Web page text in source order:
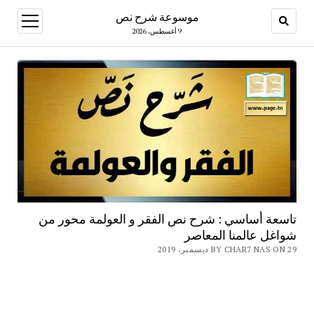
موسوعة شرح نص
9 أغسطس، 2026
open
menu
تاسعة أساسي : شرح نص الفقر و العولمة محور من
شواغل عالمنا المعاصر
BY CHAR7 NAS ON 29 ديسمبر، 2019